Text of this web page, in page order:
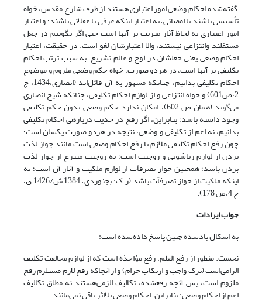
گفته‌شده احکام وضعی امور اعتباری هستند از طرف شارع مقدس، خواه
تأسیسی باشند یا امضائی، به اعتبار اینکه عرفی یا عقلائی باشند؛ و اعتبار
امور اعتباری به لحاظ آثار مترتب بر آنها است حتی اگر بگوییم در جعل
مستقلند وانتزاعی نیستند، والا اعتبارشان لغو است. در حقیقت، اعتبار
احکام وضعی یعنی جعلشان در لوح و عالم تشریع، به سبب ترتب احکام
تکلیفی بر آنها است، در هردو صورت، خواه حکم وضعی ملزوم و موضوع
احکام تکلیفی بدانیم، چنان­که مشهور به آن قائل‌اند (انصاری،1434، ج
2،ص601) و خواه انتزاعی و از لوازم احکام تکلیفی، چنان­که شیخ انصاری
می‌گوید (همان،ص 602)، امکان ندارد حکم وضعی بدون حکم تکلیفی
وجود داشته باشد؛ بنابراین، اگر رفع در حدیث درباره­ی احکام تکلیفی
بدانیم، نه اعم از تکلیفی و وضعی، نتیجه در هردو صورت یکسان است؛
چون رفع احکام تکلیفی ملازم با رفع احکام وضعی است مانند جواز لذت
بردن از لوازم زناشویی و زوجیت است؛ نه زوجیت منتزع از جواز لذت
بردن باشد؛ همچنین جواز تصرفاًت از لوازم ملکیت و آثار آن است؛ نه
اینکه ملکیت از جواز تصرفاًت باشد (ر.ک: بجنوردی، 1384 ش/1426 ق،
ج 4،ص 178).
جواب ایرادات
به اشکال یادشده چنین پاسخ داده‌شده است:
نخست. منظور از رفع القلم، رفع مؤاخذه است که از لوازم مخالفت تکلیف
الزامی‌‌است (ترک واجب و ارتکاب حرام) و ازآنجاکه رفع لازم مستلزم رفع
ملزوم است، پس آنچه رفع­شده، تکالیف الزمی‌‌هستند نه مطلق تکالیف
اعم از احکام وضعی؛ بنابراین، احکام وضعی بلااثر باقی نمی‌مانند.